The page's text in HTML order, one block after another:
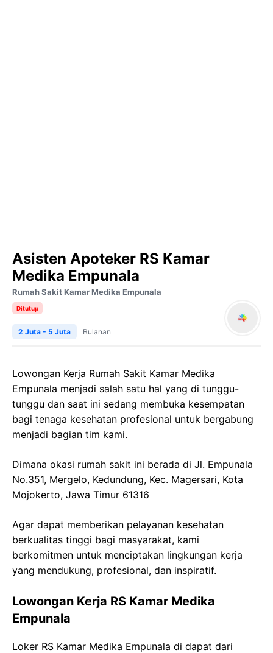
Asisten Apoteker RS Kamar
Medika Empunala
Rumah Sakit Kamar Medika Empunala
Ditutup
2 Juta - 5 Juta Bulanan
Lowongan Kerja Rumah Sakit Kamar Medika
Empunala menjadi salah satu hal yang di tunggu-
tunggu dan saat ini sedang membuka kesempatan
bagi tenaga kesehatan profesional untuk bergabung
menjadi bagian tim kami.
Dimana okasi rumah sakit ini berada di Jl. Empunala
No.351, Mergelo, Kedundung, Kec. Magersari, Kota
Mojokerto, Jawa Timur 61316
Agar dapat memberikan pelayanan kesehatan
berkualitas tinggi bagi masyarakat, kami
berkomitmen untuk menciptakan lingkungan kerja
yang mendukung, profesional, dan inspiratif.
Lowongan Kerja RS Kamar Medika
Empunala
Loker RS Kamar Medika Empunala di dapat dari